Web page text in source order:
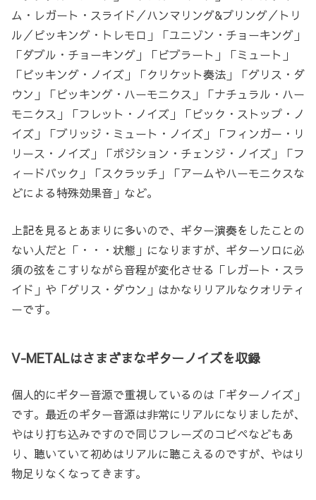
ム・レガート・スライド／ハンマリング&プリング／トリ
ル／ピッキング・トレモロ」「ユニゾン・チョーキング」
「ダブル・チョーキング」「ビブラート」「ミュート」
「ピッキング・ノイズ」「クリケット奏法」「グリス・ダ
ウン」「ピッキング・ハーモニクス」「ナチュラル・ハー
モニクス」「フレット・ノイズ」「ピック・ストップ・ノ
イズ」「ブリッジ・ミュート・ノイズ」「フィンガー・リ
リース・ノイズ」「ポジション・チェンジ・ノイズ」「フ
ィードバック」「スクラッチ」「アームやハーモニクスな
どによる特殊効果音」など。
上記を見るとあまりに多いので、ギター演奏をしたことの
ない人だと「・・・状態」になりますが、ギターソロに必
須の弦をこすりながら音程が変化させる「レガート・スラ
イド」や「グリス・ダウン」はかなりリアルなクオリティ
ーです。
V-METALはさまざまなギターノイズを収録
個人的にギター音源で重視しているのは「ギターノイズ」
です。最近のギター音源は非常にリアルになりましたが、
やはり打ち込みですので同じフレーズのコピペなどもあ
り、聴いていて初めはリアルに聴こえるのですが、やはり
物足りなくなってきます。